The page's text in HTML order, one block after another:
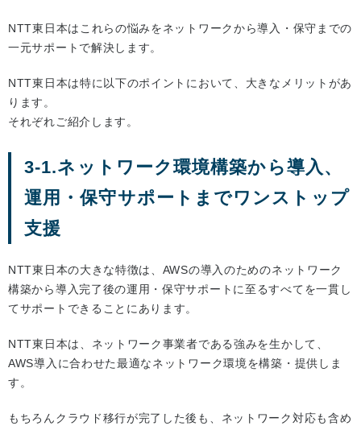
NTT東日本はこれらの悩みをネットワークから導入・保守までの
一元サポートで解決します。
NTT東日本は特に以下のポイントにおいて、大きなメリットがあ
ります。
それぞれご紹介します。
3-1.ネットワーク環境構築から導入、
運用・保守サポートまでワンストップ
支援
NTT東日本の大きな特徴は、AWSの導入のためのネットワーク
構築から導入完了後の運用・保守サポートに至るすべてを一貫し
てサポートできることにあります。
NTT東日本は、ネットワーク事業者である強みを生かして、
AWS導入に合わせた最適なネットワーク環境を構築・提供しま
す。
もちろんクラウド移行が完了した後も、ネットワーク対応も含め